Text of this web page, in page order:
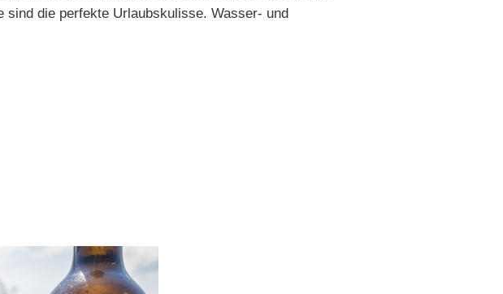
sind die perfekte Urlaubskulisse. Wasser- und